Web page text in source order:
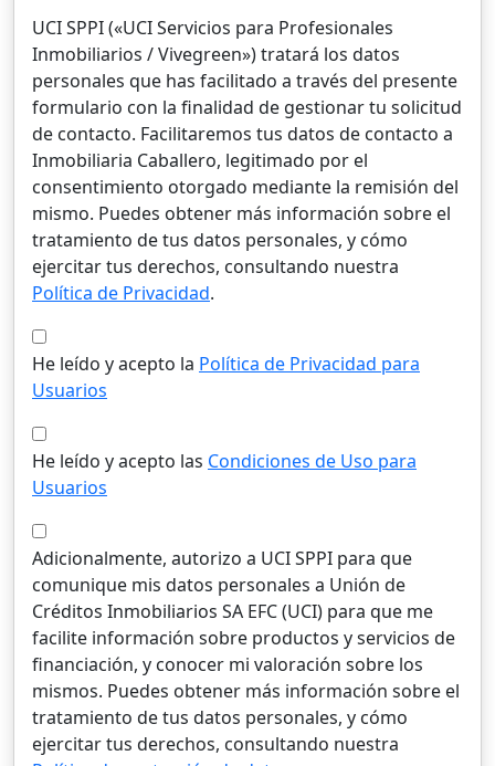
UCI SPPI («UCI Servicios para Profesionales
Inmobiliarios / Vivegreen») tratará los datos
personales que has facilitado a través del presente
formulario con la finalidad de gestionar tu solicitud
de contacto. Facilitaremos tus datos de contacto a
Inmobiliaria Caballero, legitimado por el
consentimiento otorgado mediante la remisión del
mismo. Puedes obtener más información sobre el
tratamiento de tus datos personales, y cómo
ejercitar tus derechos, consultando nuestra
Política de Privacidad.
He leído y acepto la Política de Privacidad para
Usuarios
He leído y acepto las Condiciones de Uso para
Usuarios
Adicionalmente, autorizo a UCI SPPI para que
comunique mis datos personales a Unión de
Créditos Inmobiliarios SA EFC (UCI) para que me
facilite información sobre productos y servicios de
financiación, y conocer mi valoración sobre los
mismos. Puedes obtener más información sobre el
tratamiento de tus datos personales, y cómo
ejercitar tus derechos, consultando nuestra